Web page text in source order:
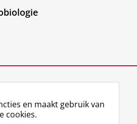
en maakt gebruik van
cookies.